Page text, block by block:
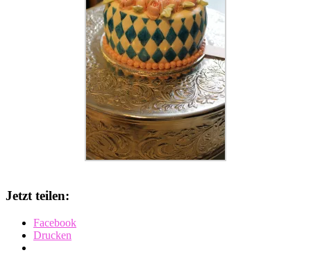
Jetzt teilen:
Facebook
Drucken